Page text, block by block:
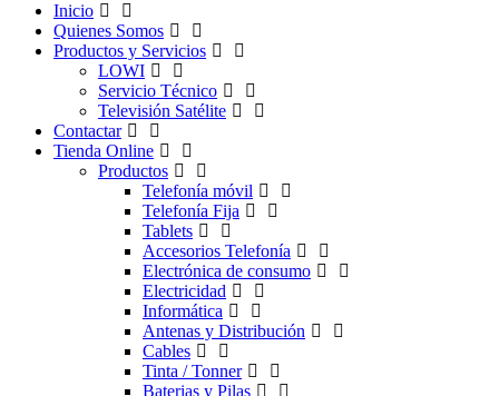
Inicio
Quienes Somos
Productos y Servicios
LOWI
Servicio Técnico
Televisión Satélite
Contactar
Tienda Online
Productos
Telefonía móvil
Telefonía Fija
Tablets
Accesorios Telefonía
Electrónica de consumo
Electricidad
Informática
Antenas y Distribución
Cables
Tinta / Tonner
Baterias y Pilas